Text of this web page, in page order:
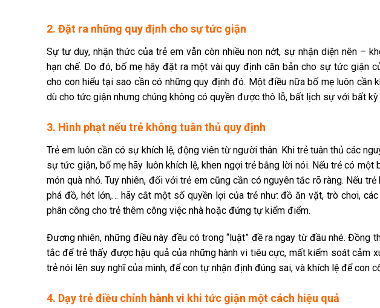
2. Đặt ra những quy định cho sự tức giận
Sự tư duy, nhận thức của trẻ em vẫn còn nhiều non nớt, sự nhận diện nên –
hạn chế. Do đó, bố mẹ hãy đặt ra một vài quy định căn bản cho sự tức giận
cho con hiểu tại sao cần có những quy định đó. Một điều nữa bố mẹ luôn cần
dù cho tức giận nhưng chúng không có quyền được thô lỗ, bất lịch sự với bất
3. Hình phạt nếu trẻ không tuân thủ quy định
Trẻ em luôn cần có sự khích lệ, động viên từ người thân. Khi trẻ tuân thủ các
sự tức giận, bố mẹ hãy luôn khích lệ, khen ngợi trẻ bằng lời nói. Nếu trẻ có
món quà nhỏ. Tuy nhiên, đối với trẻ em cũng cần có nguyên tắc rõ ràng. Nếu
phá đồ, hét lớn,… hãy cắt một số quyền lợi của trẻ như: đồ ăn vặt, trò chơi,
phân công cho trẻ thêm công việc nhà hoặc đứng tự kiểm điểm.
Đương nhiên, những điều này đều có trong “luật” đề ra ngay từ đầu nhé. Đồng
tắc để trẻ thấy được hậu quả của những hành vi tiêu cực, mất kiểm soát cảm
trẻ nói lên suy nghĩ của mình, để con tự nhận định đúng sai, và khích lệ để con
4. Dạy trẻ điều chỉnh hành vi khi tức giận một cách hiệu quả